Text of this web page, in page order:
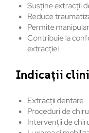
Susține extracții
Reduce
Permite
Contribuie la
extracției
Indicații
Extracții dentare
Proceduri de
Intervenții de